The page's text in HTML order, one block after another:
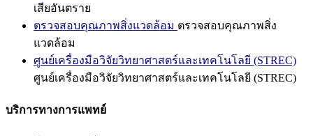
เสียอันตราย
ตรวจสอบคุณภาพสิ่งแวดล้อม ตรวจสอบคุณภาพสิ่ง
แวดล้อม
ศูนย์เครื่องมือวิจัยวิทยาศาสตร์และเทคโนโลยี (STREC)
ศูนย์เครื่องมือวิจัยวิทยาศาสตร์และเทคโนโลยี (STREC)
บริการทางการแพทย์